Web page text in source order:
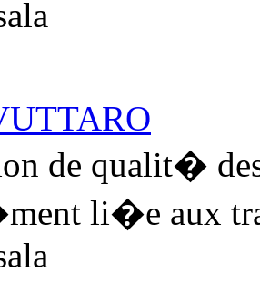
de qualit�
li�e aux